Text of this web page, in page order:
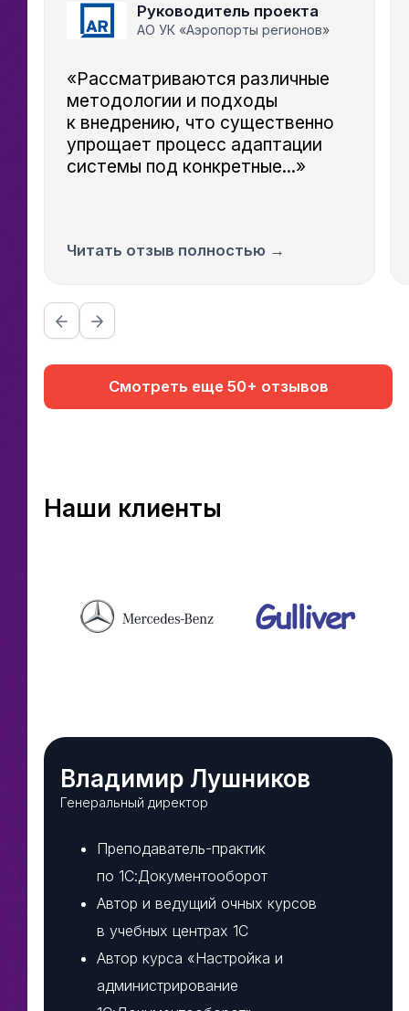
АО УК «Аэропорты регионов»
Руководитель проекта
«Рассматриваются различные
методологии и подходы
к внедрению, что существенно
упрощает процесс адаптации
системы под конкретные...»
Читать отзыв полностью →
Смотреть еще 50+ отзывов
Наши клиенты
Владимир Лушников
Генеральный директор
Преподаватель-практик
по 1С:Документооборот
Автор и ведущий очных курсов
в учебных центрах 1С
Автор курса «Настройка и
администрирование